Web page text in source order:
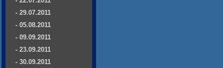
- 29.07.2011
- 05.08.2011
- 09.09.2011
- 23.09.2011
- 30.09.2011